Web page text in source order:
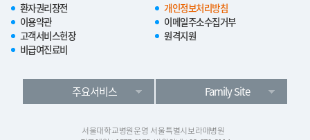
환자권리장전
개인정보처리방침
이용약관
이메일주소수집거부
고객서비스헌장
원격지원
비급여진료비
주요서비스 Family Site
서울대학교병원운영 서울특별시보라매병원